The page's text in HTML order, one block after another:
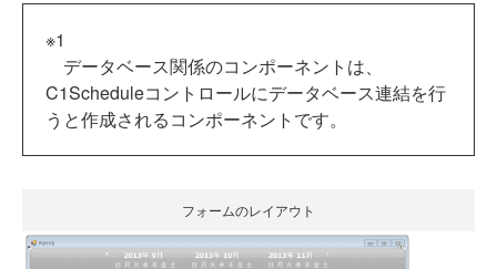
※1
データベース関係のコンポーネントは、
C1Scheduleコントロールにデータベース連結を行
うと作成されるコンポーネントです。
フォームのレイアウト